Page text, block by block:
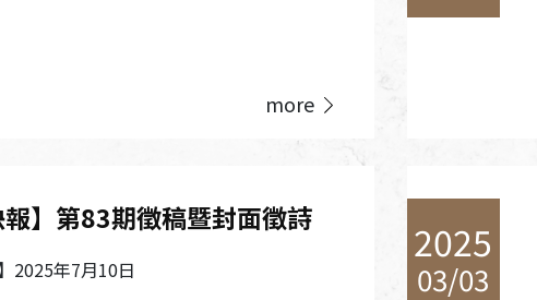
more
報】第83期徵稿暨封面徵詩
2025年7月10日
2025
03/03